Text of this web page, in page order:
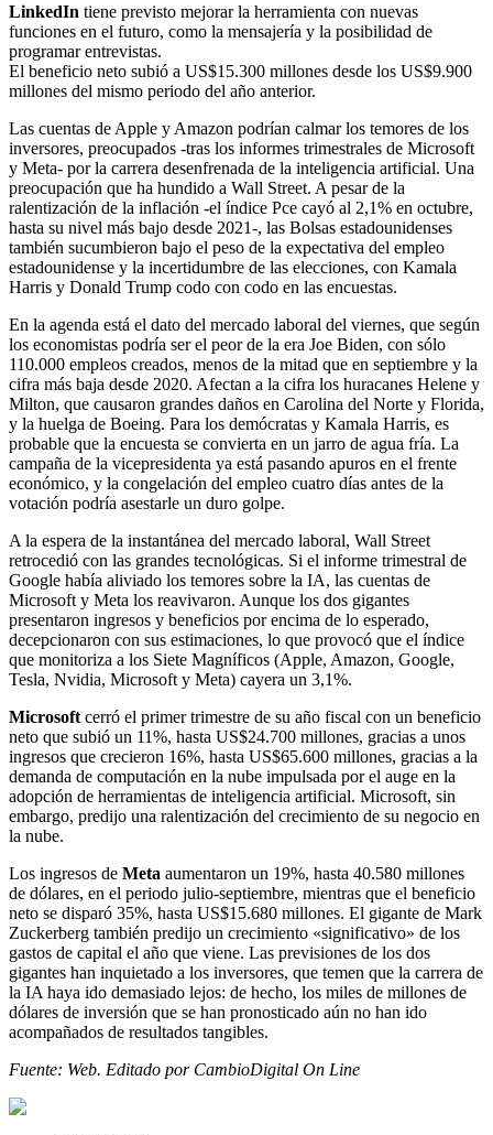
LinkedIn tiene previsto mejorar la herramienta con nuevas
funciones en el futuro, como la mensajería y la posibilidad de
programar entrevistas.
El beneficio neto subió a US$15.300 millones desde los US$9.900
millones del mismo periodo del año anterior.
Las cuentas de Apple y Amazon podrían calmar los temores de los
inversores, preocupados -tras los informes trimestrales de Microsoft
y Meta- por la carrera desenfrenada de la inteligencia artificial. Una
preocupación que ha hundido a Wall Street. A pesar de la
ralentización de la inflación -el índice Pce cayó al 2,1% en octubre,
hasta su nivel más bajo desde 2021-, las Bolsas estadounidenses
también sucumbieron bajo el peso de la expectativa del empleo
estadounidense y la incertidumbre de las elecciones, con Kamala
Harris y Donald Trump codo con codo en las encuestas.
En la agenda está el dato del mercado laboral del viernes, que según
los economistas podría ser el peor de la era Joe Biden, con sólo
110.000 empleos creados, menos de la mitad que en septiembre y la
cifra más baja desde 2020. Afectan a la cifra los huracanes Helene y
Milton, que causaron grandes daños en Carolina del Norte y Florida,
y la huelga de Boeing. Para los demócratas y Kamala Harris, es
probable que la encuesta se convierta en un jarro de agua fría. La
campaña de la vicepresidenta ya está pasando apuros en el frente
económico, y la congelación del empleo cuatro días antes de la
votación podría asestarle un duro golpe.
A la espera de la instantánea del mercado laboral, Wall Street
retrocedió con las grandes tecnológicas. Si el informe trimestral de
Google había aliviado los temores sobre la IA, las cuentas de
Microsoft y Meta los reavivaron. Aunque los dos gigantes
presentaron ingresos y beneficios por encima de lo esperado,
decepcionaron con sus estimaciones, lo que provocó que el índice
que monitoriza a los Siete Magníficos (Apple, Amazon, Google,
Tesla, Nvidia, Microsoft y Meta) cayera un 3,1%.
Microsoft cerró el primer trimestre de su año fiscal con un beneficio
neto que subió un 11%, hasta US$24.700 millones, gracias a unos
ingresos que crecieron 16%, hasta US$65.600 millones, gracias a la
demanda de computación en la nube impulsada por el auge en la
adopción de herramientas de inteligencia artificial. Microsoft, sin
embargo, predijo una ralentización del crecimiento de su negocio en
la nube.
Los ingresos de Meta aumentaron un 19%, hasta 40.580 millones
de dólares, en el periodo julio-septiembre, mientras que el beneficio
neto se disparó 35%, hasta US$15.680 millones. El gigante de Mark
Zuckerberg también predijo un crecimiento «significativo» de los
gastos de capital el año que viene. Las previsiones de los dos
gigantes han inquietado a los inversores, que temen que la carrera de
la IA haya ido demasiado lejos: de hecho, los miles de millones de
dólares de inversión que se han pronosticado aún no han ido
acompañados de resultados tangibles.
Fuente: Web. Editado por CambioDigital On Line